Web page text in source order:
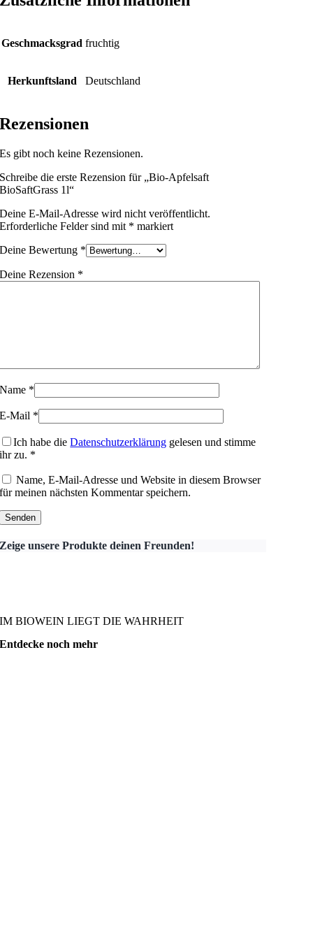
Geschmacksgrad fruchtig
Herkunftsland Deutschland
Rezensionen
Es gibt noch keine Rezensionen.
Schreibe die erste Rezension für „Bio-Apfelsaft
BioSaftGrass 1l“
Deine E-Mail-Adresse wird nicht veröffentlicht.
Erforderliche Felder sind mit * markiert
Deine Bewertung *
Deine Rezension *
Name *
E-Mail *
Ich habe dieDatenschutzerklärung gelesen und stimme
ihr zu. *
Name, E-Mail-Adresse und Website in diesem Browser
für meinen nächsten Kommentar speichern.
Zeige unsere Produkte deinen Freunden!
IM BIOWEIN LIEGT DIE WAHRHEIT
Entdecke noch mehr